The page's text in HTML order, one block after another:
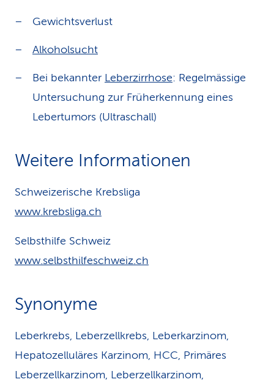
Gewichtsverlust
Alkoholsucht
Bei bekannter Leberzirrhose: Regelmässige
Untersuchung zur Früherkennung eines
Lebertumors (Ultraschall)
Weitere Informationen
Schweizerische Krebsliga
www.krebsliga.ch
Selbsthilfe Schweiz
www.selbsthilfeschweiz.ch
Synonyme
Leberkrebs, Leberzellkrebs, Leberkarzinom,
Hepatozelluläres Karzinom, HCC, Primäres
Leberzellkarzinom, Leberzellkarzinom,